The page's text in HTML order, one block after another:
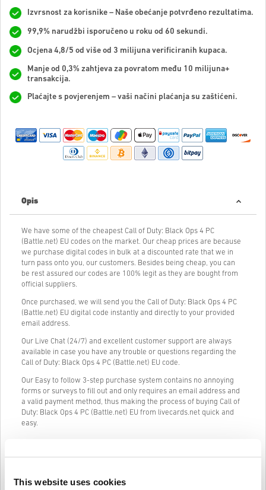
This website uses cookies
Izvrsnost za korisnike – Naše obećanje potvrđeno rezultatima.
99,9% narudžbi isporučeno u roku od 60 sekundi.
Ocjena 4,8/5 od više od 3 milijuna verificiranih kupaca.
Manje od 0,3% zahtjeva za povratom među 10 milijuna+
transakcija.
Plaćajte s povjerenjem – vaši načini plaćanja su zaštićeni.
Opis
We have some of the cheapest Call of Duty: Black Ops 4 PC
(Battle.net) EU codes on the market. Our cheap prices are because
we purchase digital codes in bulk at a discounted rate that we in
turn pass onto you, our customers. Besides being cheap, you can
be rest assured our codes are 100% legit as they are bought from
official suppliers.
Once purchased, we will send you the Call of Duty: Black Ops 4 PC
(Battle.net) EU digital code instantly and directly to your provided
email address.
Our Live Chat (24/7) and excellent customer support are always
available in case you have any trouble or questions regarding the
Call of Duty: Black Ops 4 PC (Battle.net) EU code.
Our Easy to follow 3-step purchase system contains no annoying
forms or surveys to fill out and only requires an email address and
a valid payment method, thus making the process of buying Call of
Duty: Black Ops 4 PC (Battle.net) EU from livecards.net quick and
easy.